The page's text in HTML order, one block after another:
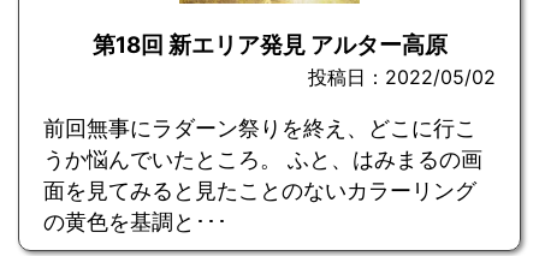
第18回 新エリア発見 アルター高原
投稿日：2022/05/02
前回無事にラダーン祭りを終え、どこに行こ
うか悩んでいたところ。 ふと、はみまるの画
面を見てみると見たことのないカラーリング
の黄色を基調と･･･